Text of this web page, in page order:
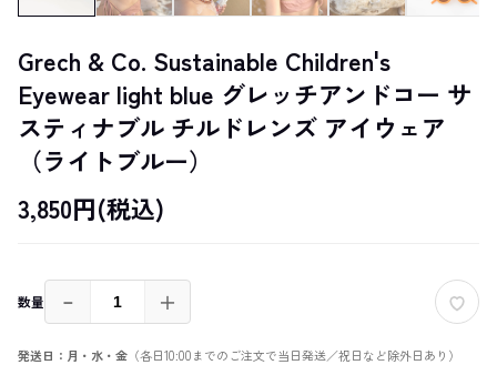
Grech & Co. Sustainable Children's
Eyewear light blue グレッチアンドコー サ
スティナブル チルドレンズ アイウェア
（ライトブルー）
3,850円(税込)
数量 － ＋
発送日：月・水・金 （各日10:00までのご注文で当日発送／祝日など除外日あり）